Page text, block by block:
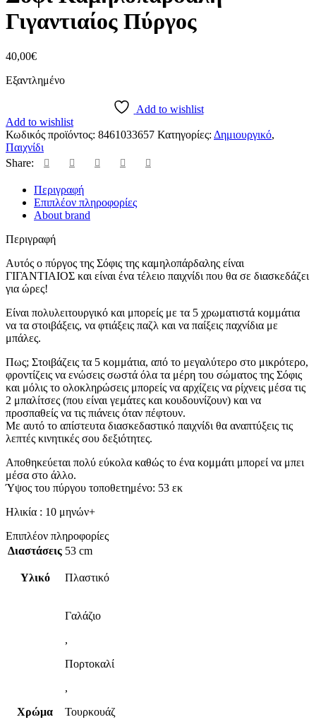
Γιγαντιαίος Πύργος
40,00€
Εξαντλημένο
Add to wishlist
Add to wishlist
Κωδικός προϊόντος: 8461033657 Κατηγορίες: Δημιουργικό,
Παιχνίδι
Share:
Περιγραφή
Επιπλέον πληροφορίες
About brand
Περιγραφή
Αυτός ο πύργος της Σόφις της καμηλοπάρδαλης είναι
ΓΙΓΑΝΤΙΑΙΟΣ και είναι ένα τέλειο παιχνίδι που θα σε διασκεδάζει
για ώρες!
Είναι πολυλειτουργικό και μπορείς με τα 5 χρωματιστά κομμάτια
να τα στοιβάξεις, να φτιάξεις παζλ και να παίξεις παχνίδια με
μπάλες.
Πως; Στοιβάζεις τα 5 κομμάτια, από το μεγαλύτερο στο μικρότερο,
φροντίζεις να ενώσεις σωστά όλα τα μέρη του σώματος της Σόφις
και μόλις το ολοκληρώσεις μπορείς να αρχίζεις να ρίχνεις μέσα τις
2 μπαλίτσες (που είναι γεμάτες και κουδουνίζουν) και να
προσπαθείς να τις πιάνεις όταν πέφτουν.
Με αυτό το απίστευτα διασκεδαστικό παιχνίδι θα αναπτύξεις τις
λεπτές κινητικές σου δεξιότητες.
Αποθηκεύεται πολύ εύκολα καθώς το ένα κομμάτι μπορεί να μπει
μέσα στο άλλο.
Ύψος του πύργου τοποθετημένο: 53 εκ
Ηλικία : 10 μηνών+
Επιπλέον πληροφορίες
Διαστάσεις 53 cm
Υλικό Πλαστικό
Χρώμα
Γαλάζιο
,
Πορτοκαλί
,
Τουρκουάζ